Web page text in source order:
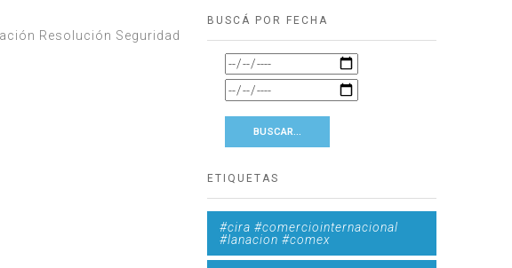
Resolución Seguridad
BUSCÁ POR FECHA
ETIQUETAS
#cira #comerciointernacional
#lanacion #comex